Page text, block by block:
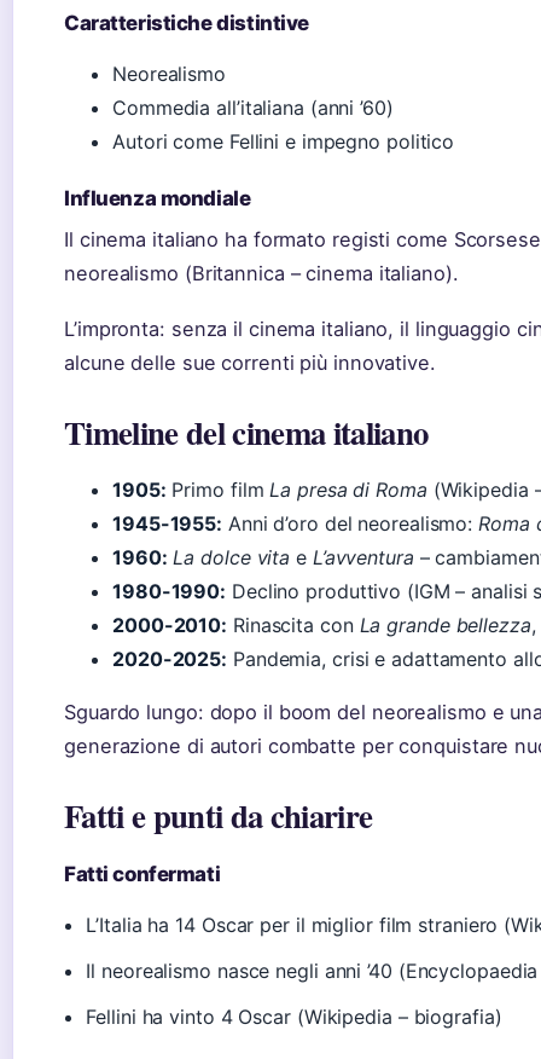
Caratteristiche distintive
Neorealismo
Commedia all’italiana (anni ’60)
Autori come Fellini e impegno politico
Influenza mondiale
Il cinema italiano ha formato registi come
neorealismo (Britannica – cinema italiano).
L’impronta: senza il cinema italiano, il linguaggio
alcune delle sue correnti più innovative.
Timeline del cinema italiano
1905: Primo film La presa di Roma (Wikipedia
1945-1955: Anni d’oro del neorealismo: Roma
1960: La dolce vita e L’avventura –
1980-1990: Declino produttivo (IGM – analisi
2000-2010: Rinascita con La grande bellezza,
2020-2025: Pandemia, crisi e adattamento
Sguardo lungo: dopo il boom del neorealismo e
generazione di autori combatte per conquistare
Fatti e punti da chiarire
Fatti confermati
L’Italia ha 14 Oscar per il miglior film straniero
Il neorealismo nasce negli anni ’40
Fellini ha vinto 4 Oscar (Wikipedia – biografia)